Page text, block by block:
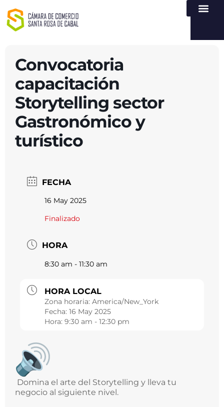
Convocatoria
capacitación
Storytelling sector
Gastronómico y
turístico
FECHA
16 May 2025
Finalizado
HORA
8:30 am - 11:30 am
HORA LOCAL
Zona horaria: America/New_York
Fecha: 16 May 2025
Hora: 9:30 am - 12:30 pm
Domina el arte del Storytelling y lleva tu
negocio al siguiente nivel.